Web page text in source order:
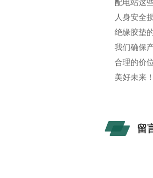
配电站这
人身安全
绝缘胶垫
我们确保
合理的价
美好未来
留